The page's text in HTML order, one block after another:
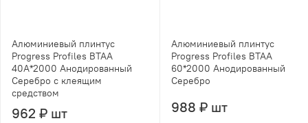
Алюминиевый плинтус
Progress Profiles BTAA
40А*2000 Анодированный
Серебро с клеящим
средством
962 ₽ шт
Алюминиевый плинтус
Progress Profiles BTAA
60*2000 Анодированный
Серебро
988 ₽ шт